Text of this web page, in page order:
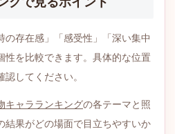
の存在感」「感受性」「深い集中
性を比較できます。具体的な位置
してください。
キャラランキングの各テーマと照
結果がどの場面で目立ちやすいか